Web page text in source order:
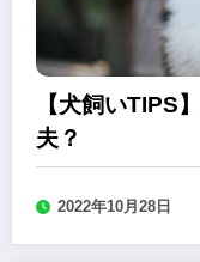
【犬飼いTIPS
夫？
2022年10月28日